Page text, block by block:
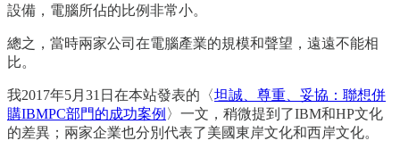
設備，電腦所佔的比例非常小。
總之，當時兩家公司在電腦產業的規模和聲望，遠遠不能相
比。
我2017年5月31日在本站發表的〈坦誠、尊重、妥協：聯想併
購IBMPC部門的成功案例 〉一文，稍微提到了IBM和HP文化
的差異；兩家企業也分別代表了美國東岸文化和西岸文化。